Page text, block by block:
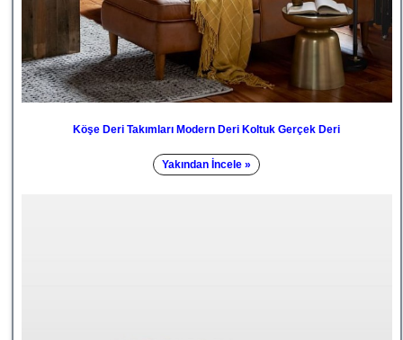
Köşe Deri Takımları Modern Deri Koltuk Gerçek Deri
Yakından İncele »